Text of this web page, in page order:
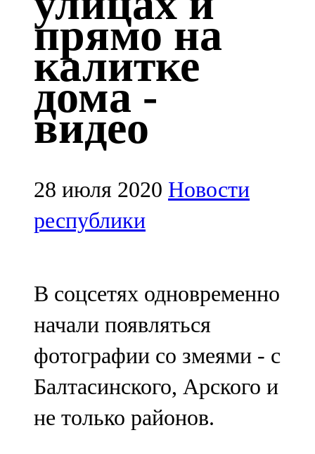
Кама тамагы
71,51 FM
Кукмара
107,9 FM
Лениногорский
102,1 FM
Мамадыш
106,2 FM
107,3 FM
Мөслим
100,0 FM
Нурлат
104,7 FM
прямо на
калитке
дома -
видео
28 июля 2020 Новости
республики
В соцсетях одновременно
начали появляться
фотографии со змеями - с
Балтасинского, Арского и
не только районов.